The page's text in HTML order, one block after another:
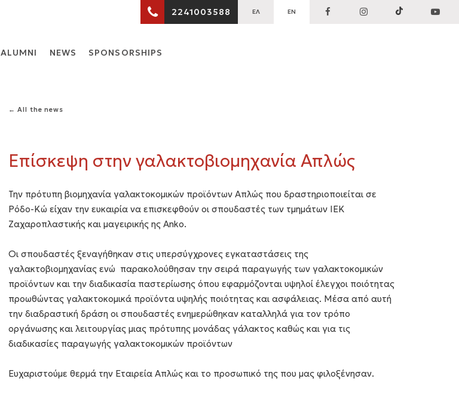
2241003588 ΕΛ EN
ALUMNI NEWS SPONSORSHIPS
← All the news
Επίσκεψη στην γαλακτοβιομηχανία Απλώς
Την πρότυπη βιομηχανία γαλακτοκομικών προϊόντων Απλώς που δραστηριοποιείται σε
Ρόδο-Κώ είχαν την ευκαιρία να επισκεφθούν οι σπουδαστές των τμημάτων ΙΕΚ
Ζαχαροπλαστικής και μαγειρικής ης Anko.
Οι σπουδαστές ξεναγήθηκαν στις υπερσύγχρονες εγκαταστάσεις της
γαλακτοβιομηχανίας ενώ παρακολούθησαν την σειρά παραγωγής των γαλακτοκομικών
προϊόντων και την διαδικασία παστερίωσης όπου εφαρμόζονται υψηλοί έλεγχοι ποιότητας
προωθώντας γαλακτοκομικά προϊόντα υψηλής ποιότητας και ασφάλειας. Μέσα από αυτή
την διαδραστική δράση οι σπουδαστές ενημερώθηκαν καταλληλά για τον τρόπο
οργάνωσης και λειτουργίας μιας πρότυπης μονάδας γάλακτος καθώς και για τις
διαδικασίες παραγωγής γαλακτοκομικών προϊόντων
Ευχαριστούμε θερμά την Εταιρεία Απλώς και το προσωπικό της που μας φιλοξένησαν.